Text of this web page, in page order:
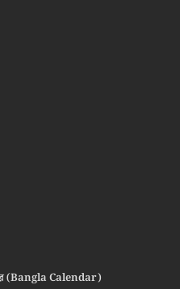
(Bangla Calendar)